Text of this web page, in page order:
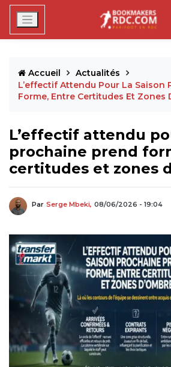
Accueil
Actualités
L’effectif Attendu Pour La Saison
Forme, Entre Certitudes Et Zones
L’effectif attendu
prochaine prend
certitudes et zones
Par Serge Mbeki, 08/06/2026 - 19:04